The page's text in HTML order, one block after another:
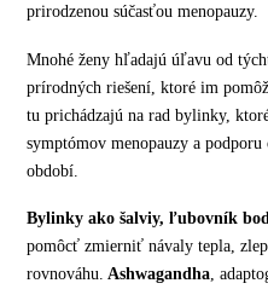
prirodzenou súčasťou menopauzy.
Mnohé ženy hľadajú úľavu od
prírodných riešení, ktoré im
tu prichádzajú na rad bylinky,
symptómov menopauzy a
období.
Bylinky ako šalviy, ľubovník
pomôcť zmierniť návaly tepla,
rovnováhu. Ashwagandha,